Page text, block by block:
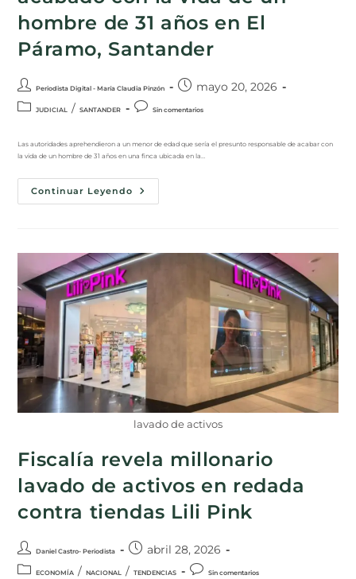
hombre de 31 años en El
Páramo, Santander
Periodista Digital - María Claudia Pinzón mayo 20, 2026
JUDICIAL / SANTANDER Sin comentarios
Las autoridades aprehendieron a un menor de edad que sería el presunto responsable de acabar con
la vida de un hombre de 31 años en una finca ubicada en la…
Continuar Leyendo
lavado de activos
Fiscalía revela millonario
lavado de activos en redada
contra tiendas Lili Pink
Daniel Castro- Periodista abril 28, 2026
ECONOMÍA / NACIONAL / TENDENCIAS Sin comentarios